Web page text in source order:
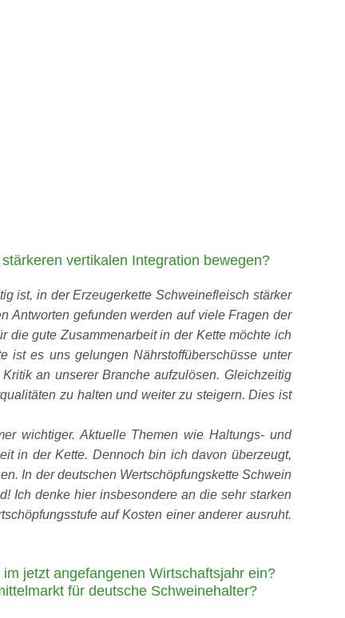
vertikalen Integration bewegen?
ist, in der Erzeugerkette Schweinefleisch stärker
Antworten gefunden werden auf viele Fragen der
die gute Zusammenarbeit in der Kette möchte ich
ist es uns gelungen Nährstoffüberschüsse unter
an unserer Branche aufzulösen. Gleichzeitig
zu halten und weiter zu steigern. Dies ist
wichtiger. Aktuelle Themen wie Haltungs- und
in der Kette. Dennoch bin ich davon überzeugt,
In der deutschen Wertschöpfungskette Schwein
Ich denke hier insbesondere an die sehr starken
auf Kosten einer anderer ausruht.
jetzt angefangenen Wirtschaftsjahr ein?
für deutsche Schweinehalter?